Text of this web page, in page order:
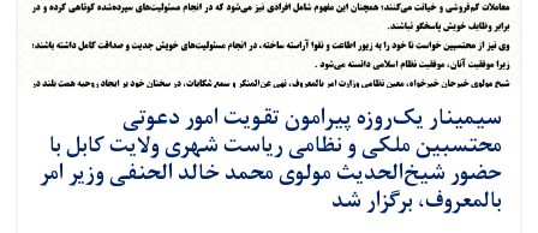
سیمینار یک‌روزه پیرامون تقویت امور دعوتی
محتسبین ملکی و نظامی ریاست شهری ولایت کابل با
حضور شیخ‌الحدیث مولوی محمد خالد الحنفی وزیر امر
بالمعروف، برگزار شد